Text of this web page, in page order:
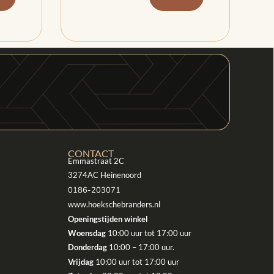
CONTACT
Emmastraat 2C
3274AC Heinenoord
0186-203071
www.hoekschebranders.nl
Openingstijden winkel
Woensdag10:00 uur tot 17:00 uur
Donderdag10:00 – 17:00 uur.
Vrijdag10:00 uur tot 17:00 uur